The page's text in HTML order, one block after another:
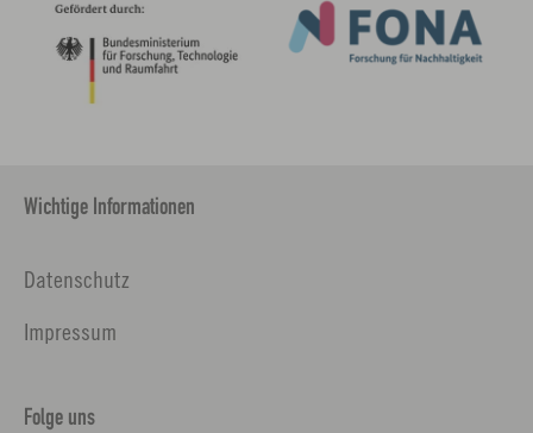
Wichtige Informationen
Datenschutz
Impressum
Folge uns